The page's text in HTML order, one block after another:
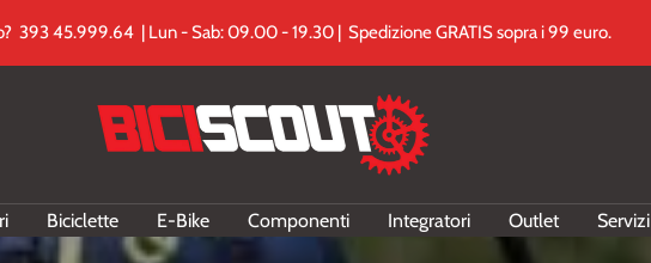
393 45.999.64 | Lun - Sab: 09.00 - 19.30 | Spedizione GRATIS sopra i 99 euro.
Biciscout.it
Biciclette E-Bike Componenti Integratori Outlet Servizi